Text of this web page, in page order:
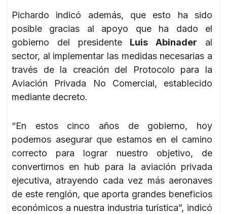
Pichardo indicó además, que esto ha sido
posible gracias al apoyo que ha dado el
gobierno del presidente Luis Abinader al
sector, al implementar las medidas necesarias a
través de la creación del Protocolo para la
Aviación Privada No Comercial, establecido
mediante decreto.
“En estos cinco años de gobierno, hoy
podemos asegurar que estamos en el camino
correcto para lograr nuestro objetivo, de
convertirnos en hub para la aviación privada
ejecutiva, atrayendo cada vez más aeronaves
de este renglón, que aporta grandes beneficios
económicos a nuestra industria turística”, indicó